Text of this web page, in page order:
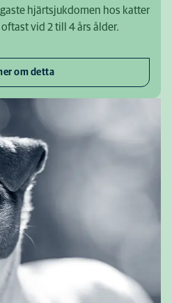
hjärtsjukdomen hos katter
vid 2 till 4 års ålder.
om detta